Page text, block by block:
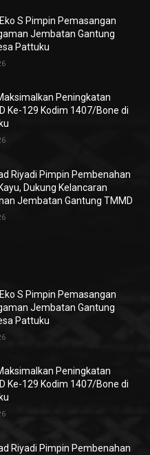
S Pimpin Pemasangan
Jembatan Gantung
Pattuku
Peningkatan
Ke-129 Kodim 1407/Bone di
Riyadi Pimpin Pembenahan
Dukung Kelancaran
Jembatan Gantung TMMD
S Pimpin Pemasangan
Jembatan Gantung
Pattuku
Peningkatan
Ke-129 Kodim 1407/Bone di
Riyadi Pimpin Pembenahan